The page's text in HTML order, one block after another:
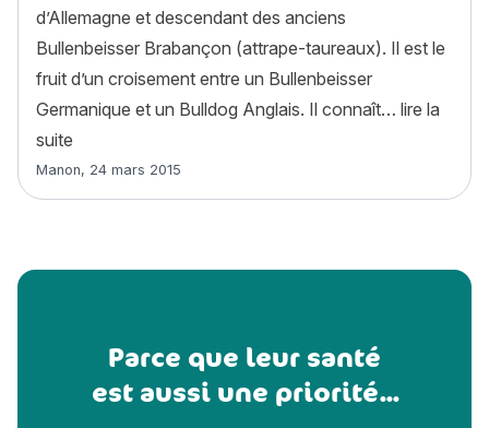
d’Allemagne et descendant des anciens
Bullenbeisser Brabançon (attrape-taureaux). Il est le
fruit d’un croisement entre un Bullenbeisser
Germanique et un Bulldog Anglais. Il connaît… lire la
suite
Article rédigé par
Manon, 24 mars 2015
Parce que leur santé
est aussi une priorité...